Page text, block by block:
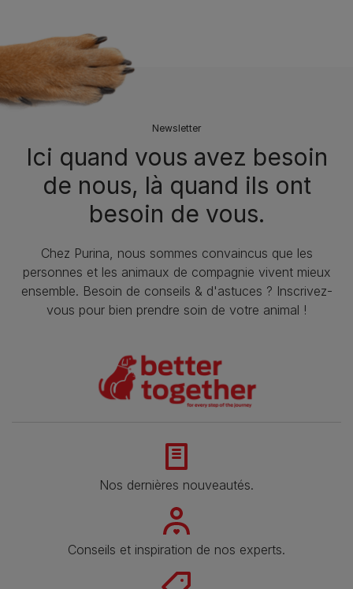
Newsletter
Ici quand vous avez besoin
de nous, là quand ils ont
besoin de vous.
Chez Purina, nous sommes convaincus que les
personnes et les animaux de compagnie vivent mieux
ensemble. Besoin de conseils & d'astuces ? Inscrivez-
vous pour bien prendre soin de votre animal !
Nos dernières nouveautés.
Conseils et inspiration de nos experts.